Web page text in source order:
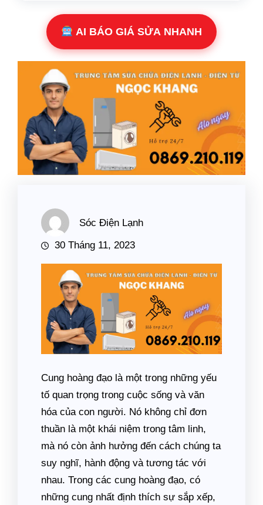
AI BÁO GIÁ SỬA NHANH
Sóc Điện Lạnh
30 Tháng 11, 2023
Cung hoàng đạo là một trong những yếu
tố quan trọng trong cuộc sống và văn
hóa của con người. Nó không chỉ đơn
thuần là một khái niệm trong tâm linh,
mà nó còn ảnh hưởng đến cách chúng ta
suy nghĩ, hành động và tương tác với
nhau. Trong các cung hoàng đạo, có
những cung nhất định thích sự sắp xếp,